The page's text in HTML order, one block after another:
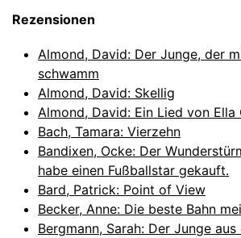
Rezensionen
Almond, David: Der Junge, der
schwamm
Almond, David: Skellig
Almond, David: Ein Lied von Ella
Bach, Tamara: Vierzehn
Bandixen, Ocke: Der
habe einen Fußballstar gekauft.
Bard, Patrick: Point of View
Becker, Anne: Die beste Bahn
Bergmann, Sarah: Der Junge aus